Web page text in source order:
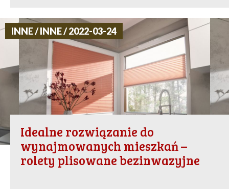
INNE / INNE / 2022-03-24
Idealne rozwiązanie do
wynajmowanych mieszkań –
rolety plisowane bezinwazyjne